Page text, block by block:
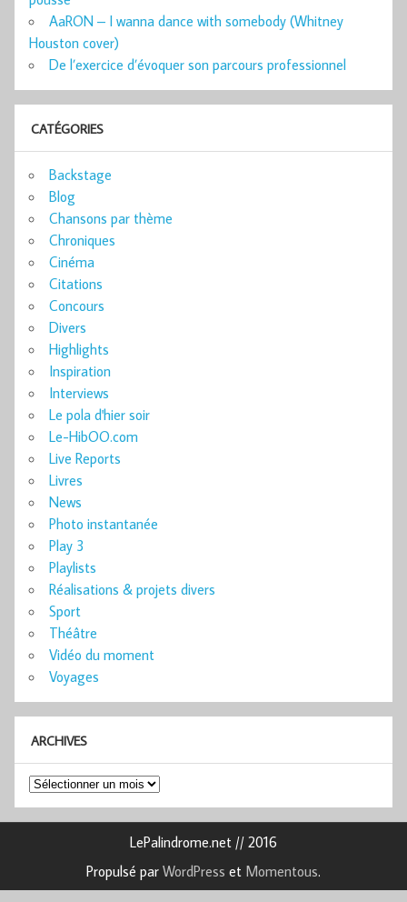
AaRON – I wanna dance with somebody (Whitney
Houston cover)
De l’exercice d’évoquer son parcours professionnel
CATÉGORIES
Backstage
Blog
Chansons par thème
Chroniques
Cinéma
Citations
Concours
Divers
Highlights
Inspiration
Interviews
Le pola d'hier soir
Le-HibOO.com
Live Reports
Livres
News
Photo instantanée
Play 3
Playlists
Réalisations & projets divers
Sport
Théâtre
Vidéo du moment
Voyages
ARCHIVES
Archives
LePalindrome.net // 2016
Propulsé par WordPress et Momentous.